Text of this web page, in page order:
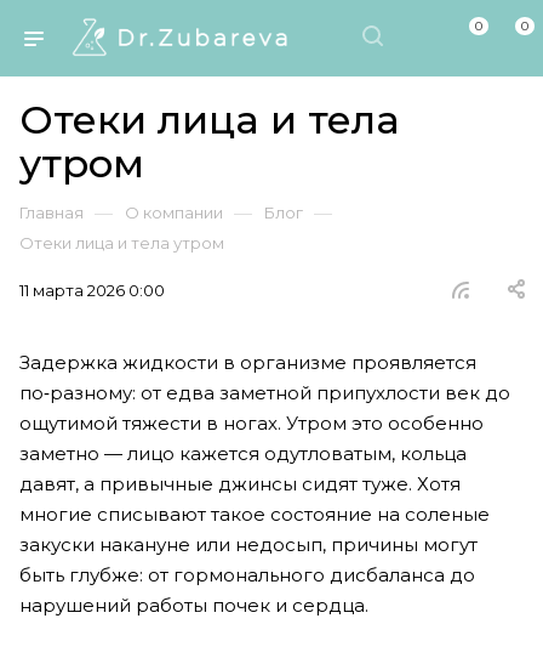
0 0
Отеки лица и тела
утром
Главная — О компании — Блог —
Отеки лица и тела утром
11 марта 2026 0:00
Задержка жидкости в организме проявляется
по‑разному: от едва заметной припухлости век до
ощутимой тяжести в ногах. Утром это особенно
заметно — лицо кажется одутловатым, кольца
давят, а привычные джинсы сидят туже. Хотя
многие списывают такое состояние на соленые
закуски накануне или недосып, причины могут
быть глубже: от гормонального дисбаланса до
нарушений работы почек и сердца.